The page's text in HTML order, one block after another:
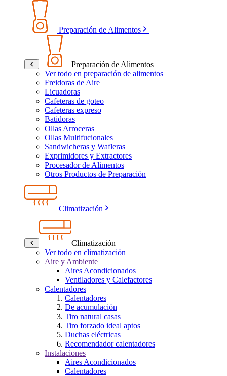
Preparación de Alimentos
Preparación de Alimentos
Ver todo en preparación de alimentos
Freidoras de Aire
Licuadoras
Cafeteras de goteo
Cafeteras expreso
Batidoras
Ollas Arroceras
Ollas Multifucionales
Sandwicheras y Wafleras
Exprimidores y Extractores
Procesador de Alimentos
Otros Productos de Preparación
Climatización
Climatización
Ver todo en climatización
Aire y Ambiente
Aires Acondicionados
Ventiladores y Calefactores
Calentadores
Calentadores
De acumulación
Tiro natural casas
Tiro forzado ideal aptos
Duchas eléctricas
Recomendador calentadores
Instalaciones
Aires Acondicionados
Calentadores